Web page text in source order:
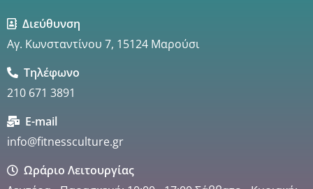
Διεύθυνση
Αγ. Κωνσταντίνου 7, 15124 Μαρούσι
Τηλέφωνο
210 671 3891
E-mail
info@fitnessculture.gr
Ωράριο Λειτουργίας